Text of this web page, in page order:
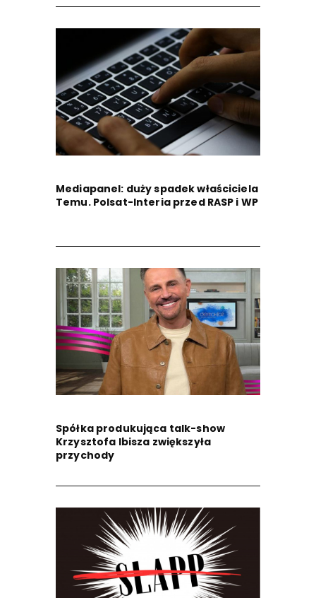
Mediapanel: duży spadek właściciela
Temu. Polsat-Interia przed RASP i WP
Spółka produkująca talk-show
Krzysztofa Ibisza zwiększyła
przychody